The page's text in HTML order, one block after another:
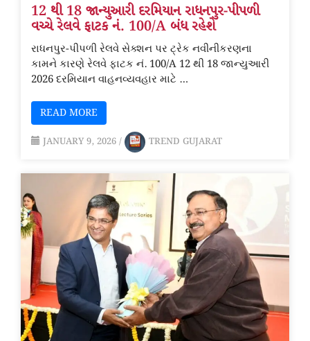
12 થી 18 જાન્યુઆરી દરમિયાન રાધનપુર-પીપળી
વચ્ચે રેલવે ફાટક નં. 100/A બંધ રહેશે
રાધનપુર-પીપળી રેલવે સેક્શન પર ટ્રેક નવીનીકરણના
કામને કારણે રેલવે ફાટક નં. 100/A 12 થી 18 જાન્યુઆરી
2026 દરમિયાન વાહનવ્યવહાર માટે …
READ MORE
JANUARY 9, 2026 / TREND GUJARAT